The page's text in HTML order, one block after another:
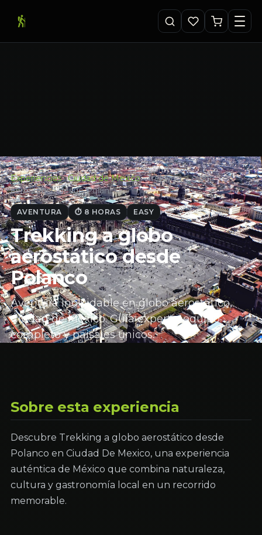
Experiencias · Ciudad de Mexico · Trekking a globo
aerostático desde Polan…
AVENTURA ⏱ 8 HORAS EASY
Trekking a globo
aerostático desde
Polanco
Aventura inolvidable en globo aerostático,
Ciudad de México. Guía experto, equipo
completo y paisajes únicos.
Sobre esta experiencia
Descubre Trekking a globo aerostático desde
Polanco en Ciudad De Mexico, una experiencia
auténtica de México que combina naturaleza,
cultura y gastronomía local en un recorrido
memorable.